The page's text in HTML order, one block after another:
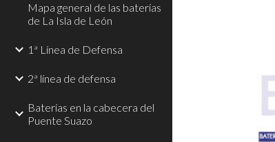
Mapa general de las baterías
de La Isla de León
1ª Línea de Defensa
2ª línea de defensa
Baterías en la cabecera del
Puente Suazo